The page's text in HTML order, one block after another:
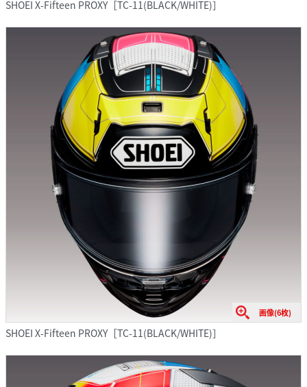
SHOEI X-Fifteen PROXY［TC-11(BLACK/WHITE)］
画像(6枚)
SHOEI X-Fifteen PROXY［TC-11(BLACK/WHITE)］